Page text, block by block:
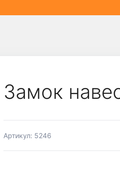
Замок
Артикул: 5246